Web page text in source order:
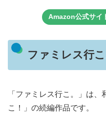
Amazon公式サイ
ファミレス行
「ファミレス行こ。」は
こ！」の続編作品です。